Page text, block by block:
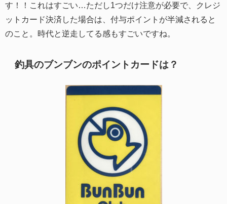
す！！これはすごい…ただし1つだけ注意が必要で、クレジ
ットカード決済した場合は、付与ポイントが半減されると
のこと。時代と逆走してる感もすごいですね。
釣具のブンブンのポイントカードは？